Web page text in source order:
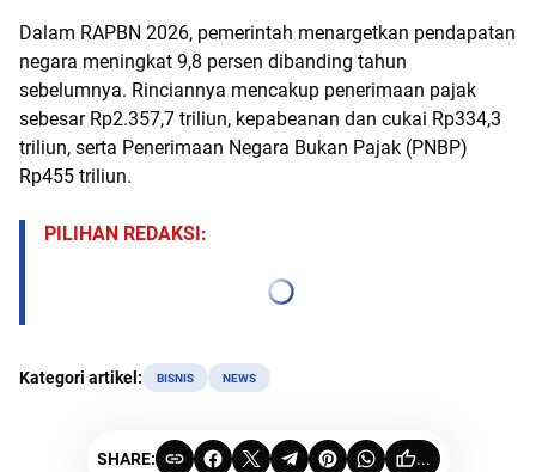
Dalam RAPBN 2026, pemerintah menargetkan pendapatan
negara meningkat 9,8 persen dibanding tahun
sebelumnya. Rinciannya mencakup penerimaan pajak
sebesar Rp2.357,7 triliun, kepabeanan dan cukai Rp334,3
triliun, serta Penerimaan Negara Bukan Pajak (PNBP)
Rp455 triliun.
PILIHAN REDAKSI:
Kategori artikel: BISNIS NEWS
SHARE: ...